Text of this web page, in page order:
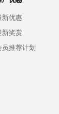
新优惠
新奖赏
员推荐计划